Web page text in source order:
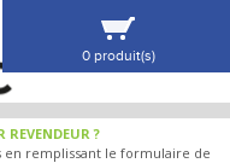
REVENDEUR ?
remplissant le formulaire de
0 produit(s)
VOIR MA SÉLECTION